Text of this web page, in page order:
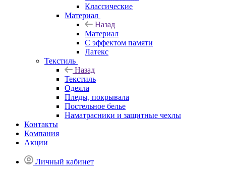
Классические
Материал
Назад
Материал
С эффектом памяти
Латекс
Текстиль
Назад
Текстиль
Одеяла
Пледы, покрывала
Постельное белье
Наматрасники и защитные чехлы
Контакты
Компания
Акции
Личный кабинет